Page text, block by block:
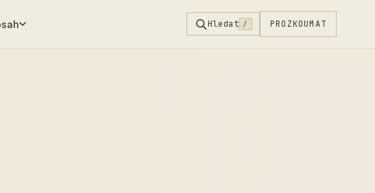
Hledat / PROZKOUMAT